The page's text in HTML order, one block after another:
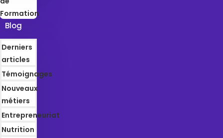
Formation
Blog
Derniers
articles
Témoignages
Nouveaux
métiers
Entrepreneuriat
Nutrition